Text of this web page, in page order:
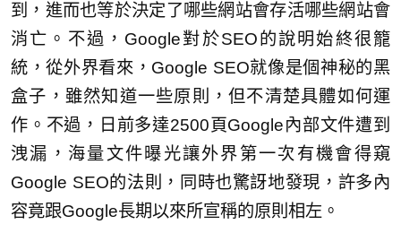
到，進而也等於決定了哪些網站會存活哪些網站會
消亡。不過，Google對於SEO的說明始終很籠
統，從外界看來，Google SEO就像是個神秘的黑
盒子，雖然知道一些原則，但不清楚具體如何運
作。不過，日前多達2500頁Google內部文件遭到
洩漏，海量文件曝光讓外界第一次有機會得窺
Google SEO的法則，同時也驚訝地發現，許多內
容竟跟Google長期以來所宣稱的原則相左。